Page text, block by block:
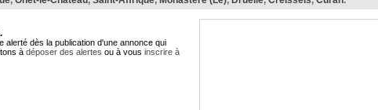
alerté dès la publication d'une annonce qui
à déposer des alertes ou à vous inscrire à